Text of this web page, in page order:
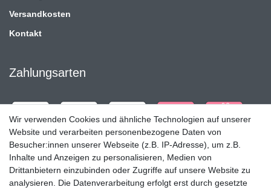
Versandkosten
Kontakt
Zahlungsarten
Wir verwenden Cookies und ähnliche Technologien auf unserer
Website und verarbeiten personenbezogene Daten von
Besucher:innen unserer Webseite (z.B. IP-Adresse), um z.B.
Inhalte und Anzeigen zu personalisieren, Medien von
Drittanbietern einzubinden oder Zugriffe auf unsere Website zu
analysieren. Die Datenverarbeitung erfolgt erst durch gesetzte